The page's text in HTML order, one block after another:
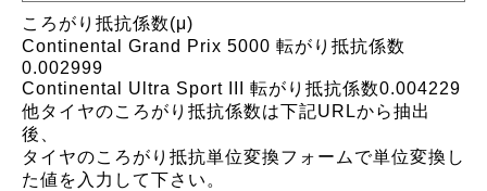
ころがり抵抗係数(μ)
Continental Grand Prix 5000 転がり抵抗係数
0.002999
Continental Ultra Sport III 転がり抵抗係数0.004229
他タイヤのころがり抵抗係数は下記URLから抽出
後、
タイヤのころがり抵抗単位変換フォームで単位変換し
た値を入力して下さい。